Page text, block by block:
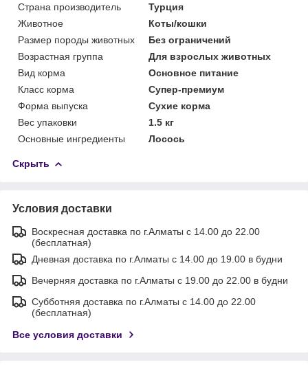
Страна производитель
Турция
Животное
Коты/кошки
Размер породы животных
Без ограничений
Возрастная группа
Для взрослых животных
Вид корма
Основное питание
Класс корма
Супер-премиум
Форма выпуска
Сухие корма
Вес упаковки
1.5 кг
Основные ингредиенты
Лосось
Скрыть
Условия доставки
Воскресная доставка по г.Алматы с 14.00 до 22.00
(бесплатная)
Дневная доставка по г.Алматы с 14.00 до 19.00 в будни
Вечерняя доставка по г.Алматы с 19.00 до 22.00 в будни
Субботняя доставка по г.Алматы с 14.00 до 22.00
(бесплатная)
Все условия доставки